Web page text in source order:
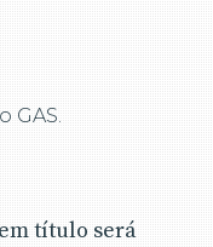
GAS.
título será